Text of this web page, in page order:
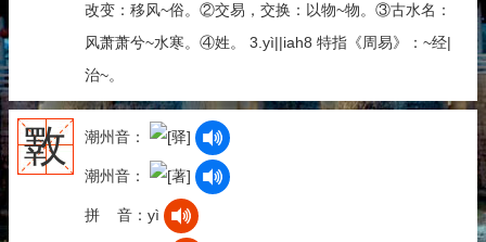
改变：移风~俗。②交易，交换：以物~物。③古水名：
风萧萧兮~水寒。④姓。 3.yì||iah8 特指《周易》：~经|
治~。
斁 潮州音：
潮州音：
拼 音：yì